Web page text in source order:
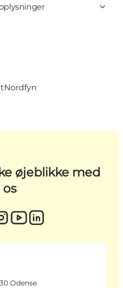
øjeblikke med
os
Odense